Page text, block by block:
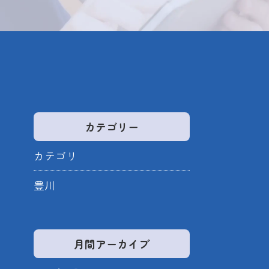
カテゴリー
カテゴリ
豊川
月間アーカイブ